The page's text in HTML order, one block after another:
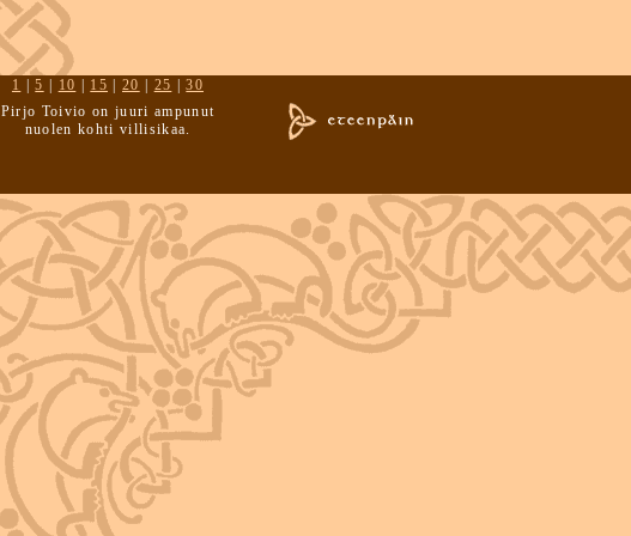
1 |5 10 15 20 25 |30
Pirjo Toivio on juuri ampunut
nuolen kohti villisikaa.